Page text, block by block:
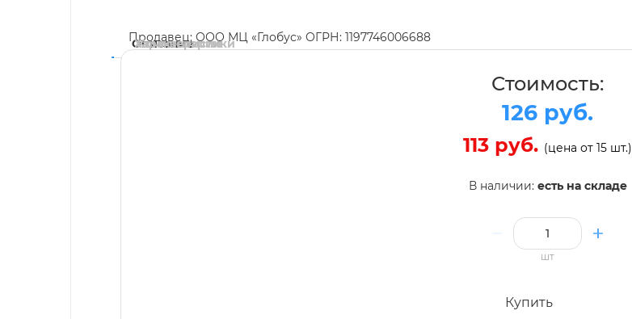
Продавец: ООО МЦ «Глобус» ОГРН: 1197746006688
Стоимость:
126 руб.
113 руб. (цена от 15 шт.)
В наличии: есть на складе
шт
Купить
Описание
Характеристики
Комментарии